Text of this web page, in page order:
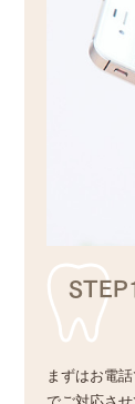
まずはお電